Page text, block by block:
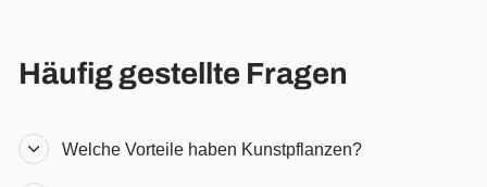
Häufig gestellte Fragen
Welche Vorteile haben Kunstpflanzen?